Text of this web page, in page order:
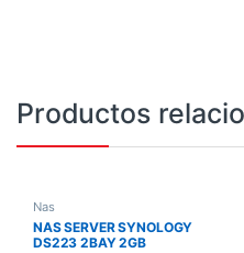
Productos
Nas
NAS SERVER SYNOLOGY
DS223 2BAY 2GB